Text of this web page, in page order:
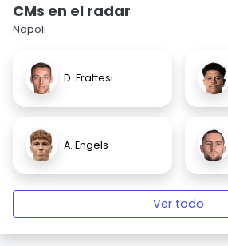
CMs en el radar
Napoli
D. Frattesi
A. Engels
Ver todo